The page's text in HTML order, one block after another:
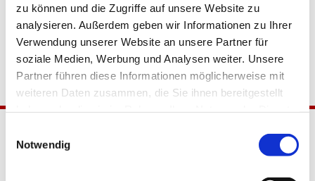
zu können und die Zugriffe auf unsere Website zu
analysieren. Außerdem geben wir Informationen zu Ihrer
Verwendung unserer Website an unsere Partner für
soziale Medien, Werbung und Analysen weiter. Unsere
Partner führen diese Informationen möglicherweise mit
weiteren Daten zusammen, die Sie ihnen bereitgestellt
Notwendig